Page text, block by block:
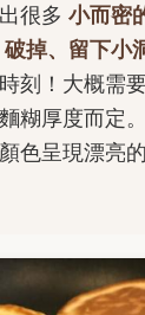
很多 小而密
破掉、留下小
刻！大概需
糊厚度而定
色呈現漂亮